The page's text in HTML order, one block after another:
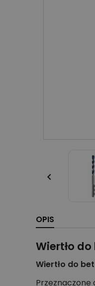

OPIS
Wiertło
Wiertło do